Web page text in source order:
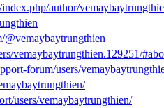
author/
@vemaybaytrungthien
vemaybaytrungthien.129251/
forum/users/
users/vemaybaytrungthien/